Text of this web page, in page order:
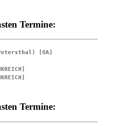
Termine:
[OA]
Termine: